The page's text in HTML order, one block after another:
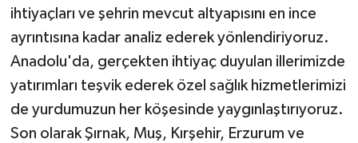
ihtiyaçları ve şehrin mevcut altyapısını en ince
ayrıntısına kadar analiz ederek yönlendiriyoruz.
Anadolu'da, gerçekten ihtiyaç duyulan illerimizde
yatırımları teşvik ederek özel sağlık hizmetlerimizi
de yurdumuzun her köşesinde yaygınlaştırıyoruz.
Son olarak Şırnak, Muş, Kırşehir, Erzurum ve